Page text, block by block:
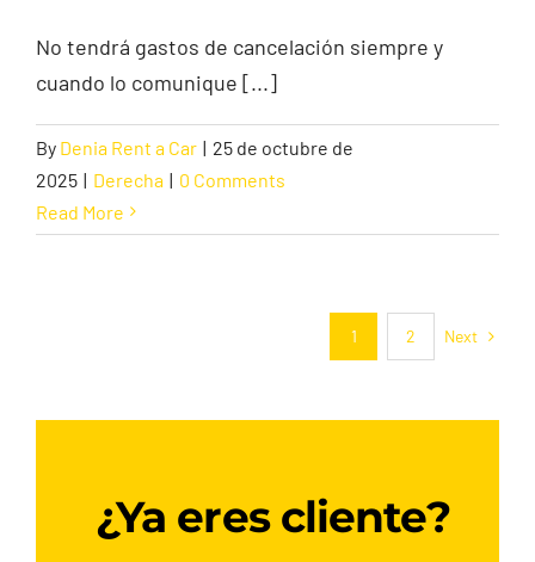
No tendrá gastos de cancelación siempre y
cuando lo comunique [...]
By Denia Rent a Car | 25 de octubre de
2025 | Derecha | 0 Comments
Read More
1 2 Next
¿Ya eres cliente?